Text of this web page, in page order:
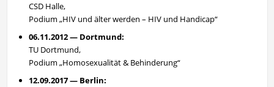
CSD Halle,
Podium „HIV und älter werden – HIV und Handicap“
06.11.2012 — Dortmund:
TU Dortmund,
Podium „Homosexualität & Behinderung“
12.09.2017 — Berlin: